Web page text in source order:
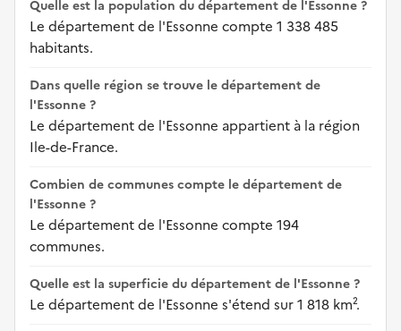
Quelle est la population du département de l'Essonne ?
Le département de l'Essonne compte 1 338 485
habitants.
Dans quelle région se trouve le département de
l'Essonne ?
Le département de l'Essonne appartient à la région
Ile-de-France.
Combien de communes compte le département de
l'Essonne ?
Le département de l'Essonne compte 194
communes.
Quelle est la superficie du département de l'Essonne ?
Le département de l'Essonne s'étend sur 1 818 km².